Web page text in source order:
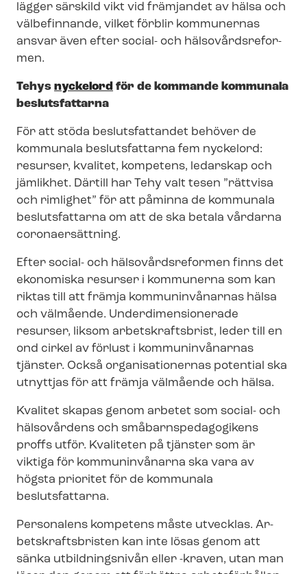
lägger särskild vikt vid främjandet av hälsa och
välbefinnande, vilket förblir kommunernas
ansvar även efter social- och häl­so­vårds­re­for­
men.
Tehys nyckelord för de kommande kommunala
beslutsfattarna
För att stöda beslutsfattandet behöver de
kommunala beslutsfattarna fem nyckelord:
resurser, kvalitet, kompetens, ledarskap och
jämlikhet. Därtill har Tehy valt tesen ”rättvisa
och rimlighet” för att påminna de kommunala
beslutsfattarna om att de ska betala vårdarna
coronaersättning.
Efter social- och häl­so­vårds­re­for­men finns det
ekonomiska resurser i kommunerna som kan
riktas till att främja kommuninvånarnas hälsa
och välmående. Un­der­di­men­sio­ne­ra­de
resurser, liksom arbetskraftsbrist, leder till en
ond cirkel av förlust i kommuninvånarnas
tjänster. Också organisationernas potential ska
utnyttjas för att främja välmående och hälsa.
Kvalitet skapas genom arbetet som social- och
hälsovårdens och små­barnspe­da­go­gi­kens
proffs utför. Kvaliteten på tjänster som är
viktiga för kommuninvånarna ska vara av
högsta prioritet för de kommunala
beslutsfattarna.
Personalens kompetens måste utvecklas. Ar­
bets­krafts­bris­ten kan inte lösas genom att
sänka utbildningsnivån eller -kraven, utan man